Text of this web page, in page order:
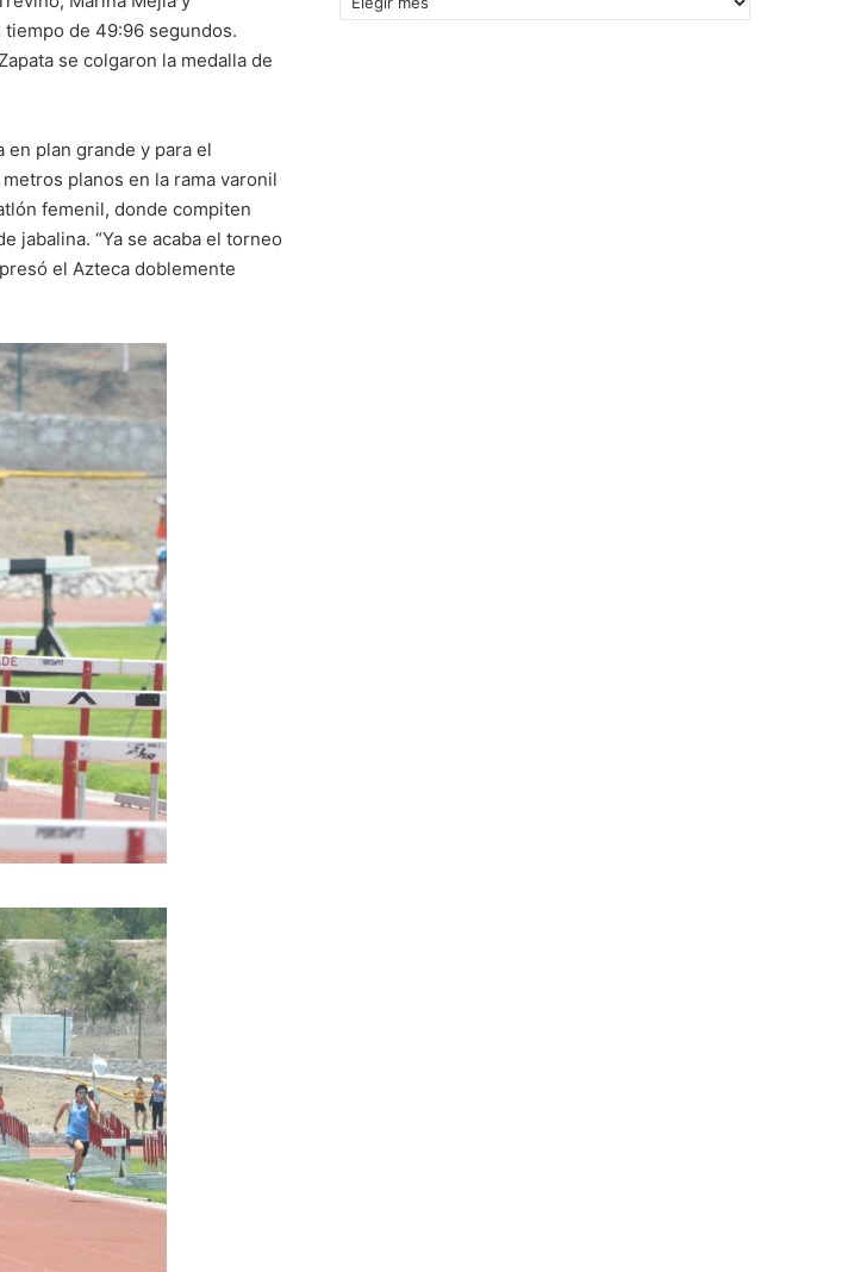
de 49:96 segundos.
se colgaron la medalla de
plan grande y para el
planos en la rama varonil
femenil, donde compiten
jabalina. “Ya se acaba el torneo
el Azteca doblemente